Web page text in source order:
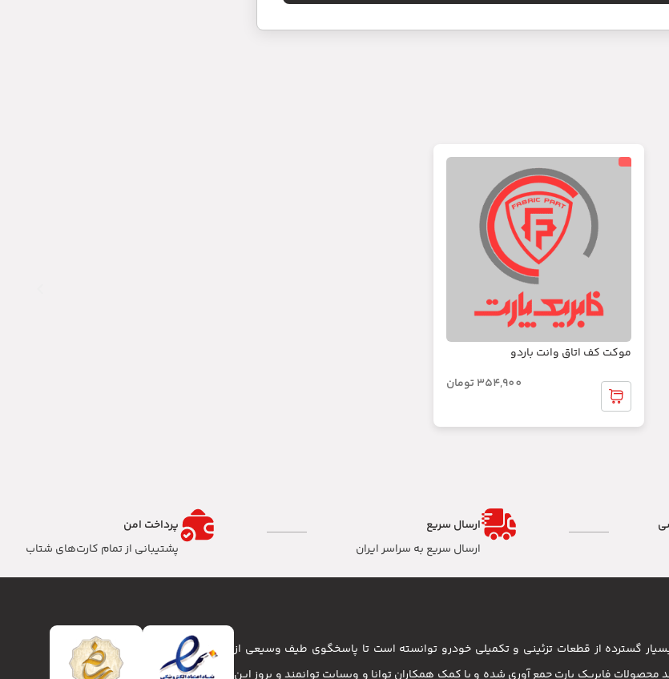
موکت کف اتاق وانت باردو
354,900 تومان
ارسال سریع
ارسال سریع به سراسر ایران
پرداخت امن
پشتیبانی از تمام کارت‌های شتاب
گسترده از قطعات تزئینی و تکمیلی خودرو توانسته است تا پاسخگوی طیف وسیعی از
. بیش از 3500 کالا در سبد محصولات فابریک پارت جمع آوری شده و با کمک همکاران توانا و وبسایت توانمند و بروز این